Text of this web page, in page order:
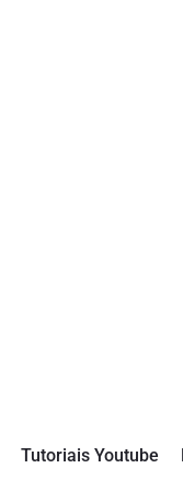
Tutoriais Youtube